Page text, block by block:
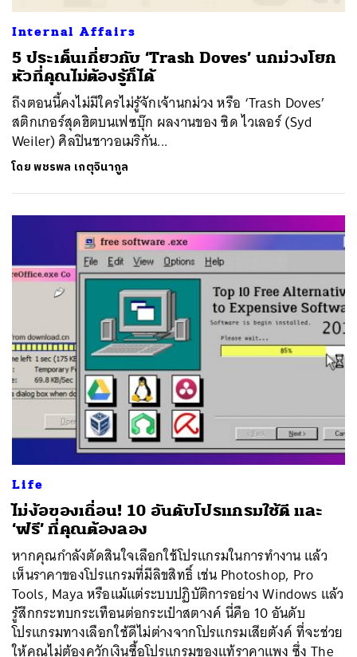
Internal Affairs
5 ประเด็นเกี่ยวกับ ‘Trash Doves’ นกม่วงโยก
หัวที่คุณไม่ต้องรู้ก็ได้
ถึงตอนนี้คงไม่มีใครไม่รู้จักเจ้านกม่วง หรือ ‘Trash Doves’
สติกเกอร์สุดฮิตบนเฟซบุ๊ก ผลงานของ ซิด ไวเลอร์ (Syd
Weiler) ศิลปินชาวอเมริกัน...
โดยพชรพล เกตุจินากูล
Life
ไม่ง้อของเถื่อน! 10 อันดับโปรแกรมใช้ดี และ
‘ฟรี’ ที่คุณต้องลอง
หากคุณกำลังตัดสินใจเลือกใช้โปรแกรมในการทำงาน แล้ว
เห็นราคาของโปรแกรมที่มีลิขสิทธิ์ เช่น Photoshop, Pro
Tools, Maya หรือแม้แต่ระบบปฏิบัติการอย่าง Windows แล้ว
รู้สึกกระทบกระเทือนต่อกระเป๋าสตางค์ นี่คือ 10 อันดับ
โปรแกรมทางเลือกใช้ดีไม่ต่างจากโปรแกรมเสียตังค์ ที่จะช่วย
ให้คุณไม่ต้องควักเงินซื้อโปรแกรมของแท้ราคาแพง ซึ่ง The
SHARE TWEET LINE EMAIL